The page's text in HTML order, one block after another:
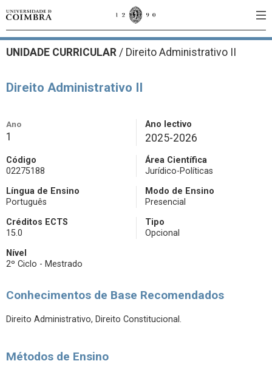
UNIDADE CURRICULAR / Direito Administrativo II
Direito Administrativo II
Ano
1
Ano lectivo
2025-2026
Código
02275188
Área Científica
Jurídico-Políticas
Língua de Ensino
Português
Modo de Ensino
Presencial
Créditos ECTS
15.0
Tipo
Opcional
Nível
2º Ciclo - Mestrado
Conhecimentos de Base Recomendados
Direito Administrativo, Direito Constitucional.
Métodos de Ensino